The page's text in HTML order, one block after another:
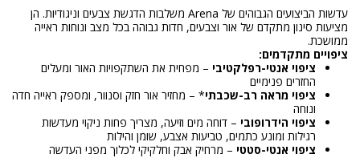
עדשות הביצועים הגבוהים של Arena משלבות הדגשת צבעים וניגודיות. הן
מציעות סינון מתקדם של אור וצבעים, חדות גבוהה בכל מצב ונוחות ראייה
ממושכת.
ציפויים מתקדמים:
ציפוי אנטי-רפלקטיבי – מפחית את השתקפויות האור ומעלים
החזרים פנימיים
ציפוי מראה רב-שכבתי* – מחזיר אור חזק וסנוור, ומספק ראייה חדה
ונוחה
ציפוי הידרופובי – דוחה מים וזיעה, מצריך פחות ניקוי מעדשות
רגילות ומונע כתמים, טביעות אצבע, שומן והילות
ציפוי אנטי-סטטי – מרחיק אבק וחלקיקי לכלוך מפני העדשה